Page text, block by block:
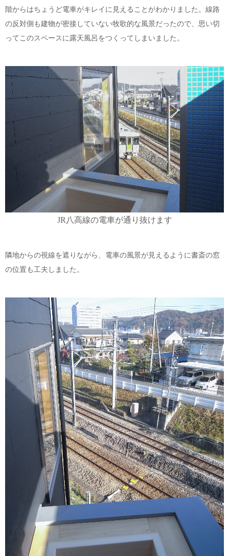
階からはちょうど電車がキレイに見えることがわかりました。線路
の反対側も建物が密接していない牧歌的な風景だったので、思い切
ってこのスペースに露天風呂をつくってしまいました。
JR八高線の電車が通り抜けます
隣地からの視線を遮りながら、電車の風景が見えるように書斎の窓
の位置も工夫しました。